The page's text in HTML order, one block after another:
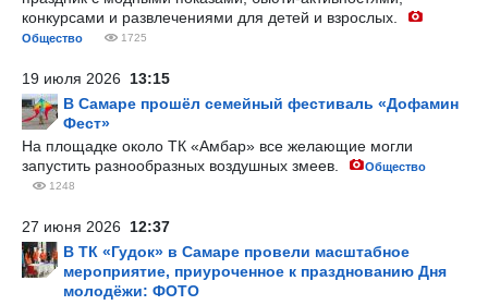
конкурсами и развлечениями для детей и взрослых.
Общество 1725
19 июля 2026 13:15
В Самаре прошёл семейный фестиваль «Дофамин
Фест»
На площадке около ТК «Амбар» все желающие могли
запустить разнообразных воздушных змеев.
Общество
1248
27 июня 2026 12:37
В ТК «Гудок» в Самаре провели масштабное
мероприятие, приуроченное к празднованию Дня
молодёжи: ФОТО